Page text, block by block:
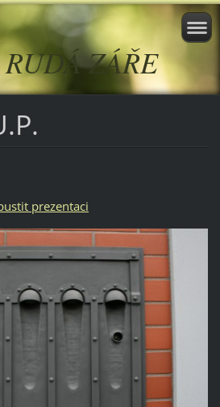
ZÁŘE
prezentaci